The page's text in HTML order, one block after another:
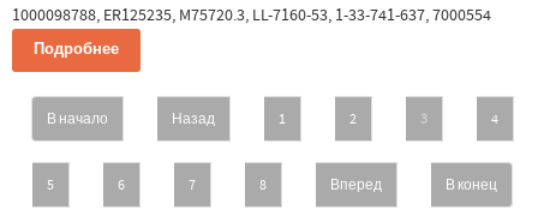
1000098788, ER125235, M75720.3, LL-7160-53, 1-33-741-637, 7000554
Подробнее
В начало Назад 1 2 3 4
5 6 7 8 Вперед В конец